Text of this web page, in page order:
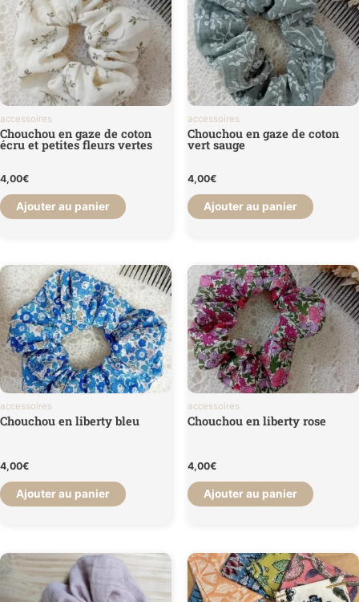
accessoires
Chouchou en gaze de coton
écru et petites fleurs vertes
4,00€
Ajouter au panier
accessoires
Chouchou en gaze de coton
vert sauge
4,00€
Ajouter au panier
accessoires
Chouchou en liberty bleu
4,00€
Ajouter au panier
accessoires
Chouchou en liberty rose
4,00€
Ajouter au panier